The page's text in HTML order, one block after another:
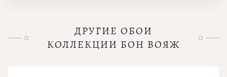
ДРУГИЕ ОБОИ
КОЛЛЕКЦИИ БОН ВОЯЖ